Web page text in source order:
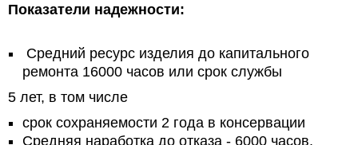
Показатели надежности:
Средний ресурс изделия до капитального
ремонта 16000 часов или срок службы
5 лет, в том числе
срок сохраняемости 2 года в консервации
Средняя наработка до отказа - 6000 часов.